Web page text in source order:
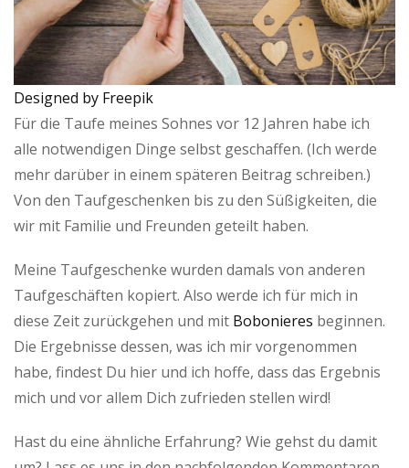
Designed by Freepik
Für die Taufe meines Sohnes vor 12 Jahren habe ich
alle notwendigen Dinge selbst geschaffen. (Ich werde
mehr darüber in einem späteren Beitrag schreiben.)
Von den Taufgeschenken bis zu den Süßigkeiten, die
wir mit Familie und Freunden geteilt haben.
Meine Taufgeschenke wurden damals von anderen
Taufgeschäften kopiert. Also werde ich für mich in
diese Zeit zurückgehen und mit Bobonieres beginnen.
Die Ergebnisse dessen, was ich mir vorgenommen
habe, findest Du hier und ich hoffe, dass das Ergebnis
mich und vor allem Dich zufrieden stellen wird!
Hast du eine ähnliche Erfahrung? Wie gehst du damit